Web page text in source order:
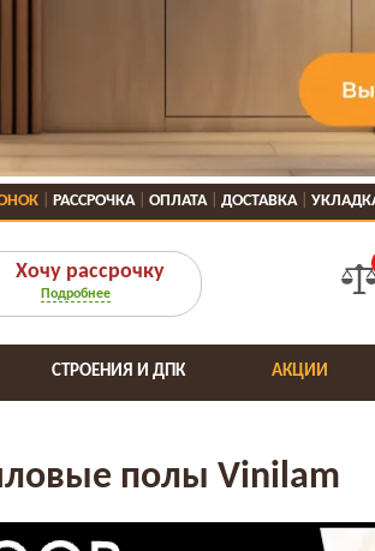
РАССРОЧКА ОПЛАТА ДОСТАВКА
Хочу рассрочку
Подробнее
СТРОЕНИЯ И ДПК АКЦИИ
полы Vinilam